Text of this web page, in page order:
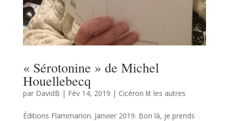
« Sérotonine » de Michel
Houellebecq
par DavidB | Fév 14, 2019 | Cicéron lit les autres
Éditions Flammarion. Janvier 2019. Bon là, je prends